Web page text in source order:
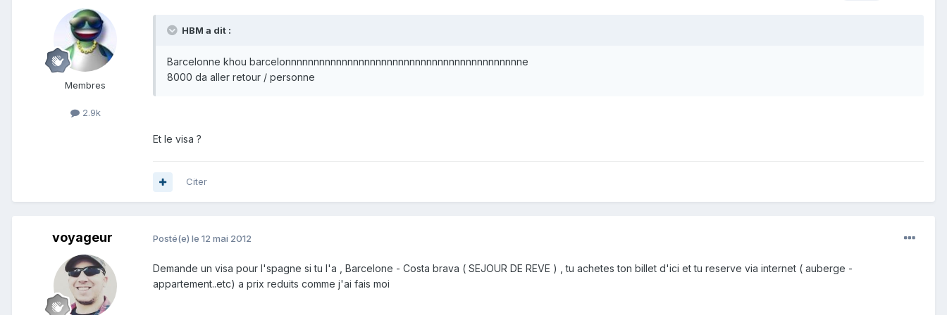
Membres
2.9k
HBM a dit :
Barcelonne khou barcelonnnnnnnnnnnnnnnnnnnnnnnnnnnnnnnnnnnnnnnnnne
8000 da aller retour / personne
Et le visa ?
Citer
voyageur Posté(e) le 12 mai 2012
Demande un visa pour l'spagne si tu l'a , Barcelone - Costa brava ( SEJOUR DE REVE ) , tu achetes ton billet d'ici et tu reserve via internet ( auberge -
appartement..etc) a prix reduits comme j'ai fais moi